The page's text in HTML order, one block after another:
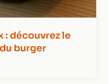
: découvrez le
burger